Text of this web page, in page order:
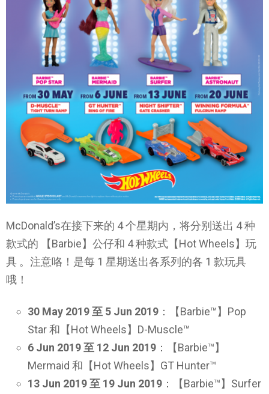
McDonald’s在接下来的 4 个星期内，将分别送出 4 种
款式的 【Barbie】公仔和 4 种款式【Hot Wheels】玩
具 。注意咯！是每 1 星期送出各系列的各 1 款玩具
哦！
30 May 2019 至 5 Jun 2019 ：【Barbie™】Pop
Star 和【Hot Wheels】D-Muscle™
6 Jun 2019 至 12 Jun 2019 ：【Barbie™】
Mermaid 和【Hot Wheels】GT Hunter™
13 Jun 2019 至 19 Jun 2019 ：【Barbie™】Surfer